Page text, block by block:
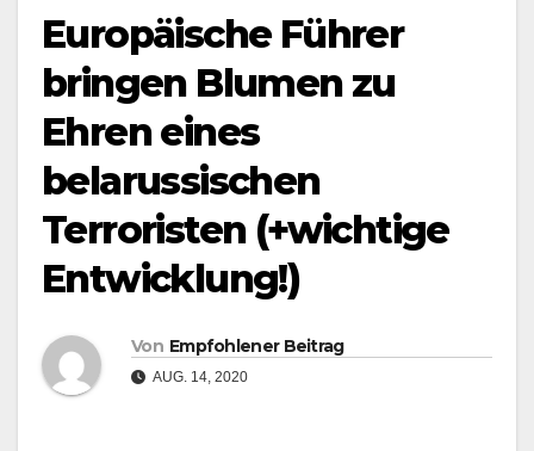
Europäische Führer
bringen Blumen zu
Ehren eines
belarussischen
Terroristen (+wichtige
Entwicklung!)
Von Empfohlener Beitrag
AUG. 14, 2020